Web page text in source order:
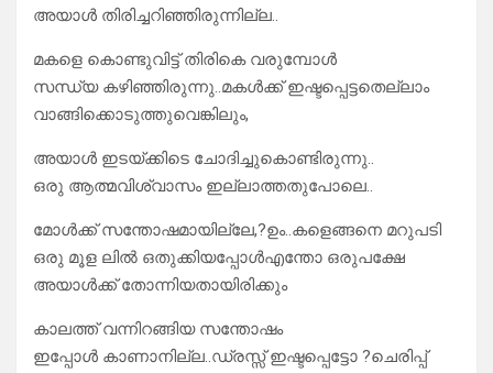
അയാൾ തിരിച്ചറിഞ്ഞിരുന്നില്ല..
മകളെ കൊണ്ടുവിട്ട് തിരികെ വരുമ്പോൾ
സന്ധ്യ കഴിഞ്ഞിരുന്നു..മകൾക്ക് ഇഷ്ടപ്പെട്ടതെല്ലാം
വാങ്ങിക്കൊടുത്തുവെങ്കിലും,
അയാൾ ഇടയ്ക്കിടെ ചോദിച്ചുകൊണ്ടിരുന്നു..
ഒരു ആത്മവിശ്വാസം ഇല്ലാത്തതുപോലെ..
മോൾക്ക് സന്തോഷമായില്ലേ,?ഉം..കളെങ്ങനെ മറുപടി
ഒരു മൂള ലിൽ ഒതുക്കിയപ്പോൾഎന്തോ ഒരുപക്ഷേ
അയാൾക്ക് തോന്നിയതായിരിക്കും
കാലത്ത് വന്നിറങ്ങിയ സന്തോഷം
ഇപ്പോൾ കാണാനില്ല..ഡ്രസ്സ് ഇഷ്ടപ്പെട്ടോ ?ചെരിപ്പ്